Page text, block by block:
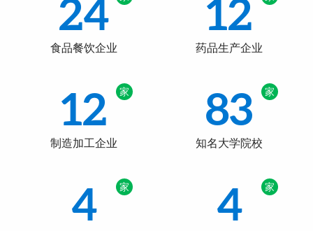
24
食品餐饮企业
12
药品生产企业
12 家
制造加工企业
83 家
知名大学院校
4 家 4 家